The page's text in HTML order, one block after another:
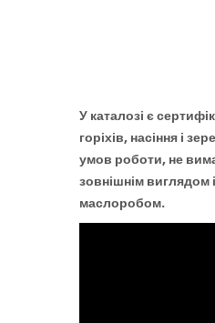
У каталозі є
горіхів, насіння і
умов роботи, не
зовнішнім
маслоробом.